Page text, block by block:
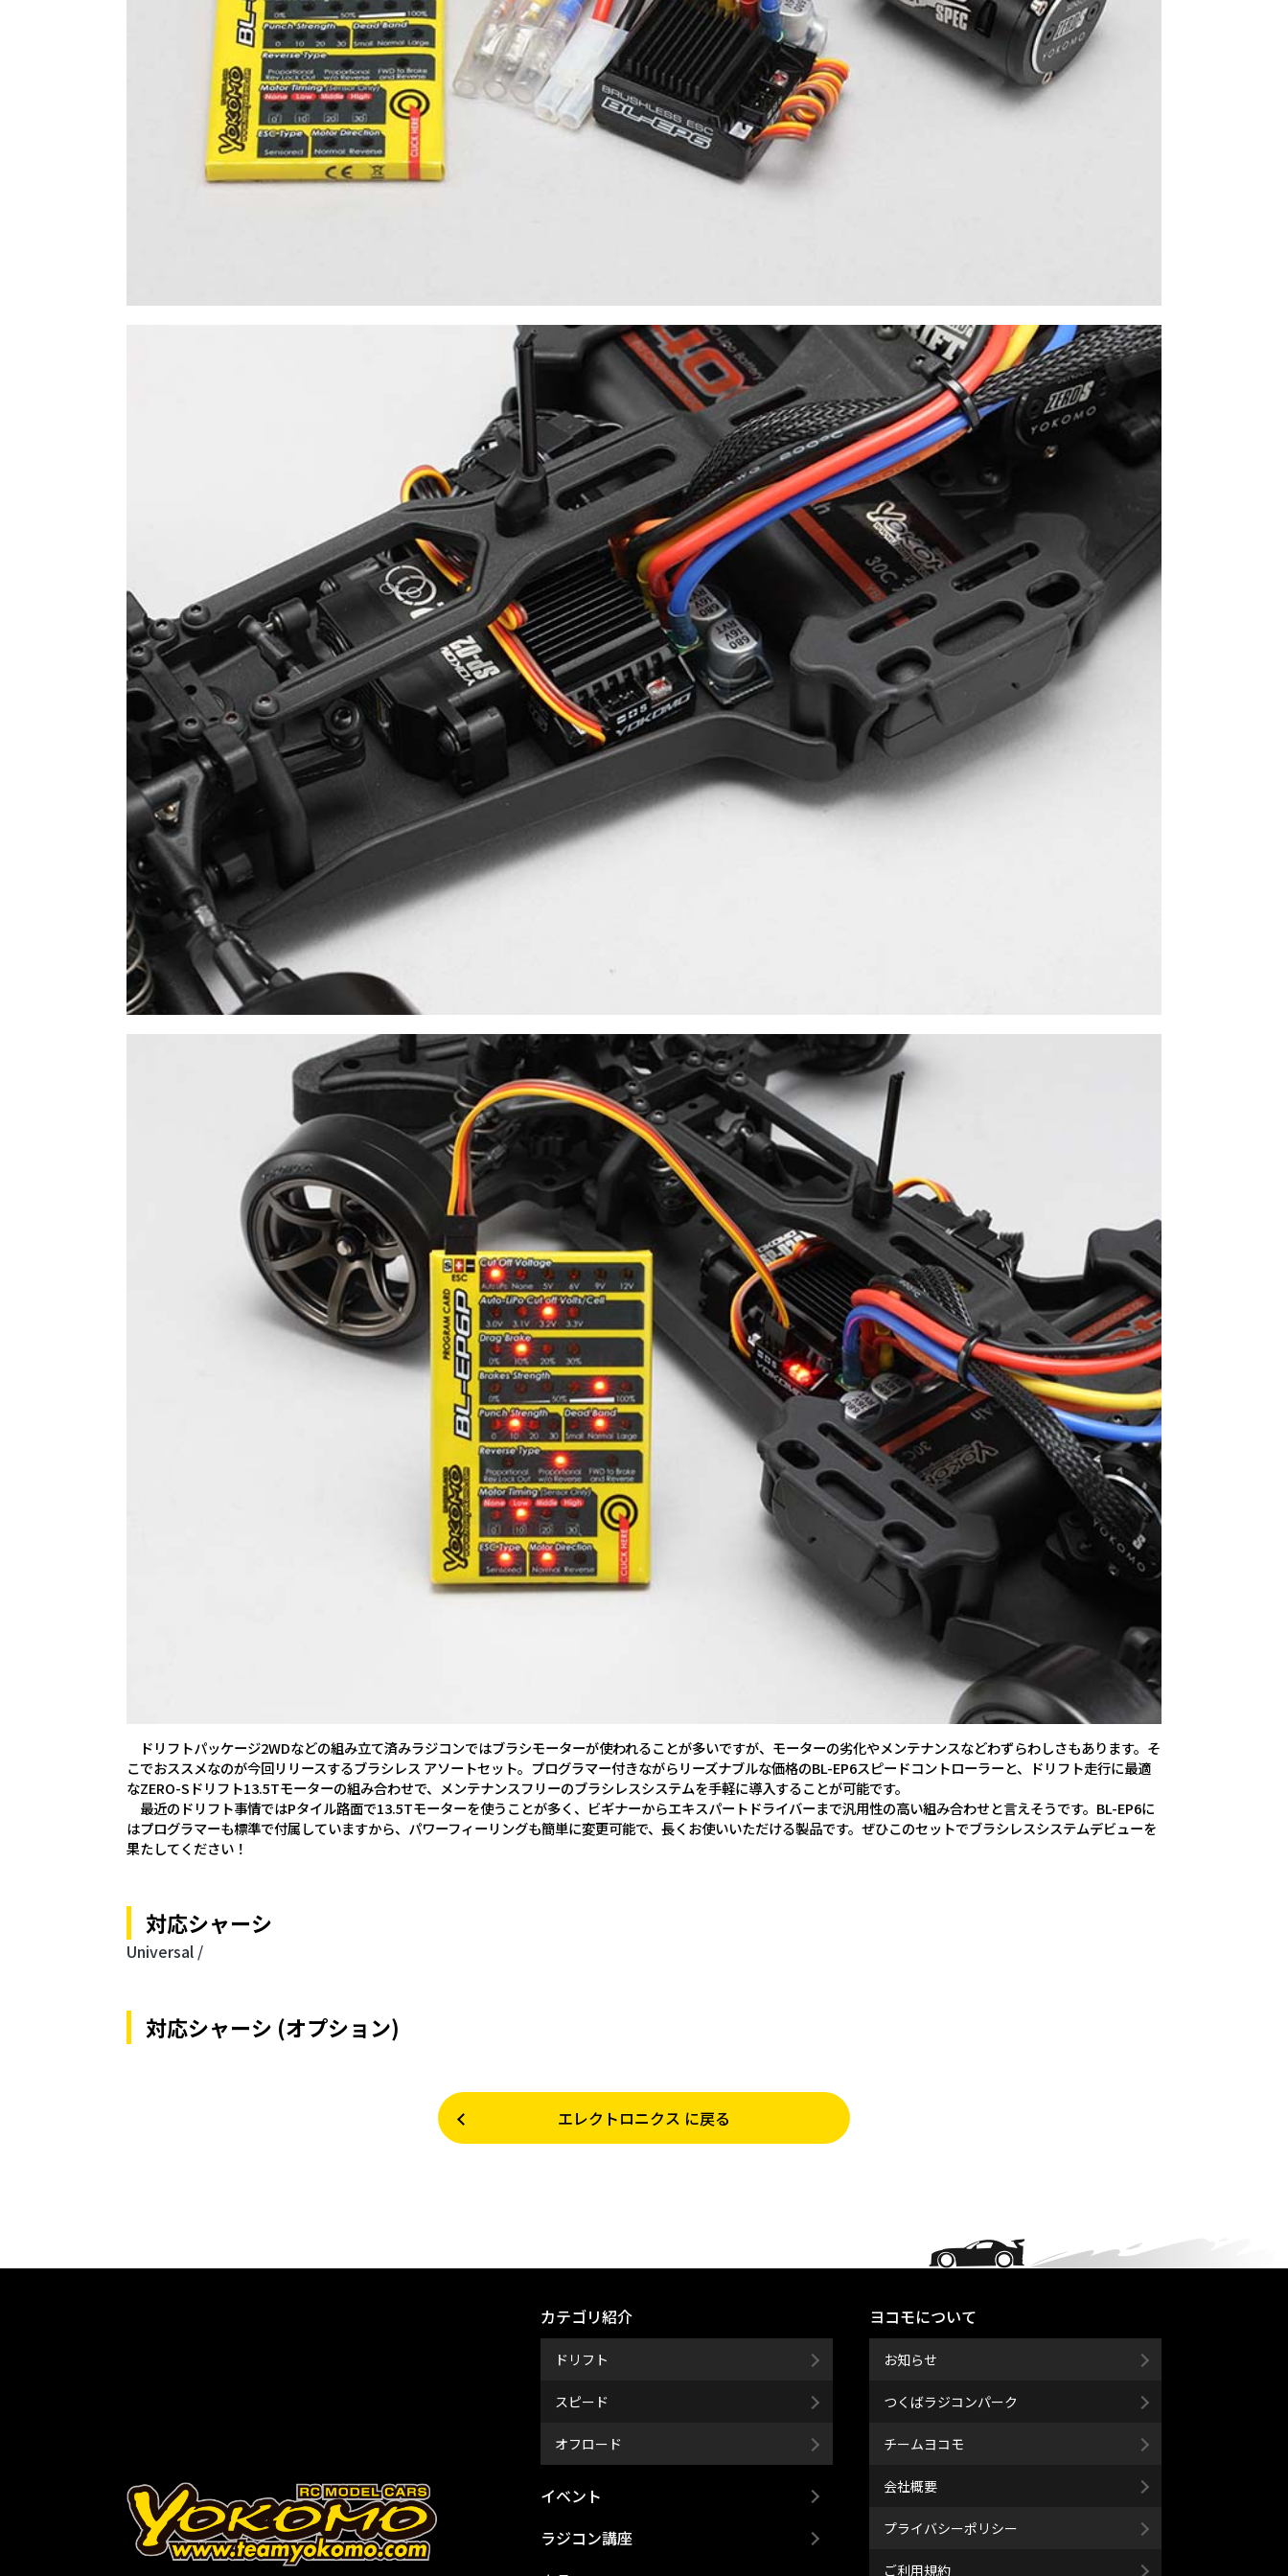
ドリフトパッケージ2WDなどの組み立て済みラジコンではブラシモーターが使われることが多いですが、モーターの劣化やメンテナンスなどわずらわしさもあります。そ
こでおススメなのが今回リリースするブラシレス アソートセット。プログラマー付きながらリーズナブルな価格のBL-EP6スピードコントローラーと、ドリフト走行に最適
なZERO-Sドリフト13.5Tモーターの組み合わせで、メンテナンスフリーのブラシレスシステムを手軽に導入することが可能です。
最近のドリフト事情ではPタイル路面で13.5Tモーターを使うことが多く、ビギナーからエキスパートドライバーまで汎用性の高い組み合わせと言えそうです。BL-EP6に
はプログラマーも標準で付属していますから、パワーフィーリングも簡単に変更可能で、長くお使いいただける製品です。ぜひこのセットでブラシレスシステムデビューを
果たしてください！
対応シャーシ
Universal /
対応シャーシ (オプション)
エレクトロニクス に戻る
カテゴリ紹介
ドリフト
スピード
オフロード
イベント
ラジコン講座
ヨコモについて
お知らせ
つくばラジコンパーク
チームヨコモ
会社概要
プライバシーポリシー
ご利用規約